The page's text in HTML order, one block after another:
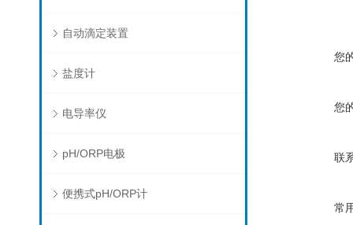
自动滴定装置
盐度计
电导率仪
pH/ORP电极
便携式pH/ORP计
您
您
联
常